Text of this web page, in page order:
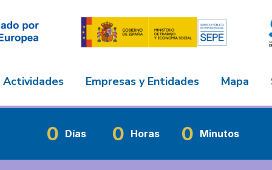
Actividades Empresas y Entidades Mapa
0 Días 0 Horas 0 Minutos